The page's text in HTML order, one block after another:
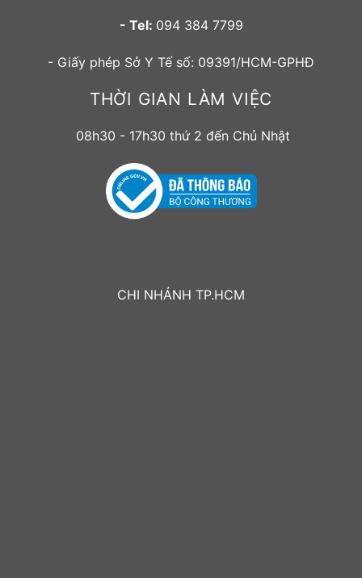
- Tel: 094 384 7799
- Giấy phép Sở Y Tế số: 09391/HCM-GPHĐ
THỜI GIAN LÀM VIỆC
08h30 - 17h30 thứ 2 đến Chủ Nhật
CHI NHÁNH TP.HCM